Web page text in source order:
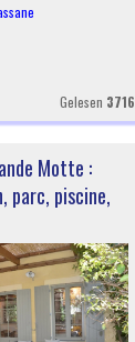
Gelesen 3716
Motte :
parc, piscine,